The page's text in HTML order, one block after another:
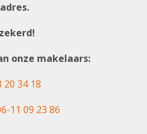
onze makelaars:
20 34 18
11 09 23 86